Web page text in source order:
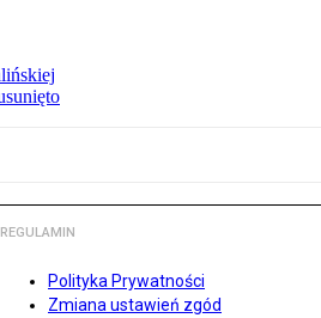
REGULAMIN
Polityka Prywatności
Zmiana ustawień zgód